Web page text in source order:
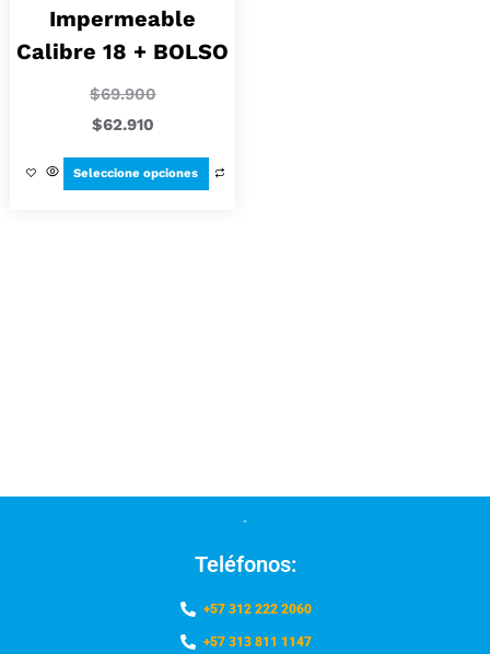
Impermeable
Calibre 18 + BOLSO
$69.900
$62.910
Seleccione opciones
Teléfonos:
+57 312 222 2060
+57 313 811 1147